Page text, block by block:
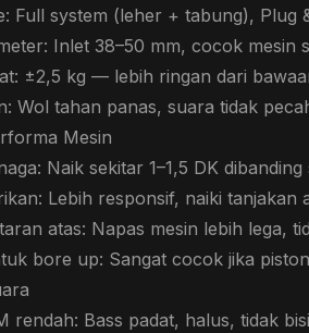
Full system (leher + tabung),
Inlet 38–50 mm, cocok mesin
±2,5 kg — lebih ringan dari
Wol tahan panas, suara tidak
Mesin
Naik sekitar 1–1,5 DK
Lebih responsif, naiki tanjakan
atas: Napas mesin lebih lega,
bore up: Sangat cocok jika
rendah: Bass padat, halus, tidak